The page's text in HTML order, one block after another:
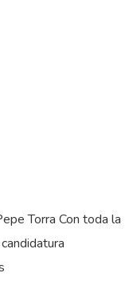
Torra Con toda la